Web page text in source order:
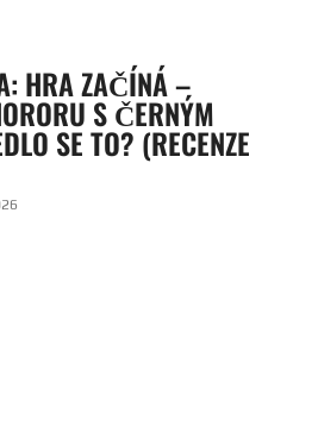
HRA ZAČÍNÁ –
S ČERNÝM
SE TO? (RECENZE